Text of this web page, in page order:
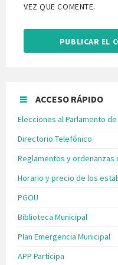
VEZ QUE COMENTE.
ACCESO RÁPIDO
Elecciones al Parlamento
Directorio Telefónico
Reglamentos y ordenanzas
Horario y precio de los
PGOU
Biblioteca Municipal
Plan Emergencia Municipal
APP Participa